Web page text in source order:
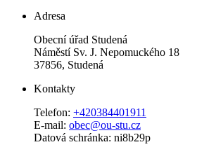
Adresa
Obecní úřad Studená
Náměstí Sv. J. Nepomuckého 18
37856, Studená
Kontakty
Telefon: +420384401911
E-mail: obec@ou-stu.cz
Datová schránka: ni8b29p